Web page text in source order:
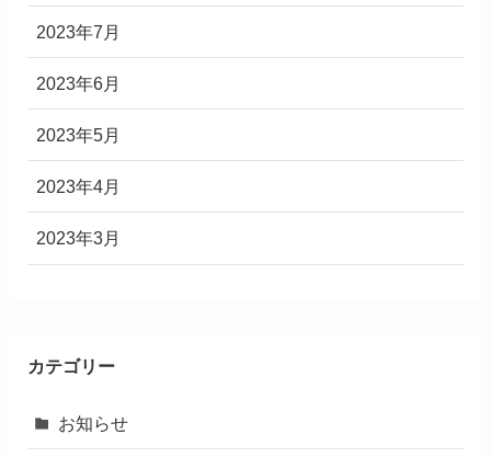
2023年7月
2023年6月
2023年5月
2023年4月
2023年3月
カテゴリー
お知らせ